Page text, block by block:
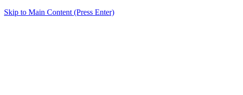
Skip to Main Content (Press Enter)